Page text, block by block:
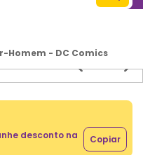
Homem - DC Comics
desconto na
Copiar